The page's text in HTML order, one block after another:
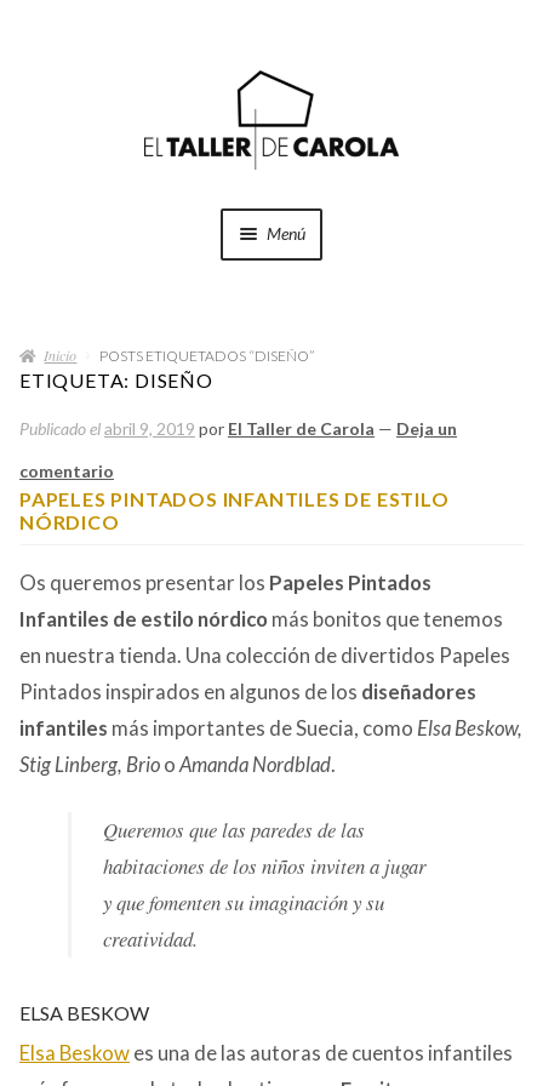
Menú
PROYECTOS
QUÉ HACEMOS
QUIÉNES SOMOS
Inicio POSTS ETIQUETADOS “DISEÑO”
ETIQUETA: DISEÑO
Publicado elabril 9, 2019 por El Taller de Carola — Deja un
comentario
PAPELES PINTADOS INFANTILES DE ESTILO
NÓRDICO
Os queremos presentar los Papeles Pintados
Infantiles de estilo nórdico más bonitos que tenemos
en nuestra tienda. Una colección de divertidos Papeles
Pintados inspirados en algunos de los diseñadores
infantiles más importantes de Suecia, como Elsa Beskow,
Stig Linberg, BriooAmanda Nordblad.
Queremos que las paredes de las
habitaciones de los niños inviten a jugar
y que fomenten su imaginación y su
creatividad.
ELSA BESKOW
Elsa Beskowes una de las autoras de cuentos infantiles